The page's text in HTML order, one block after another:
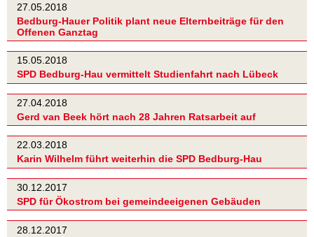
27.05.2018
Bedburg-Hauer Politik plant neue Elternbeiträge für den
Offenen Ganztag
15.05.2018
SPD Bedburg-Hau vermittelt Studienfahrt nach Lübeck
27.04.2018
Gerd van Beek hört nach 28 Jahren Ratsarbeit auf
22.03.2018
Karin Wilhelm führt weiterhin die SPD Bedburg-Hau
30.12.2017
SPD für Ökostrom bei gemeindeeigenen Gebäuden
28.12.2017